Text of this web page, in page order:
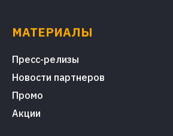
МАТЕРИАЛЫ
Пресс-релизы
Новости партнеров
Промо
Акции